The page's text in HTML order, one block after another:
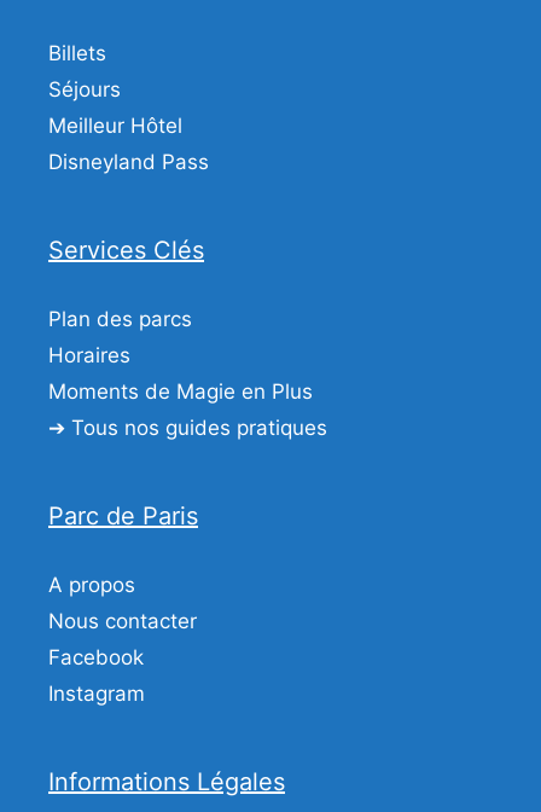
Billets
Séjours
Meilleur Hôtel
Disneyland Pass
Services Clés
Plan des parcs
Horaires
Moments de Magie en Plus
➔ Tous nos guides pratiques
Parc de Paris
A propos
Nous contacter
Facebook
Instagram
Informations Légales